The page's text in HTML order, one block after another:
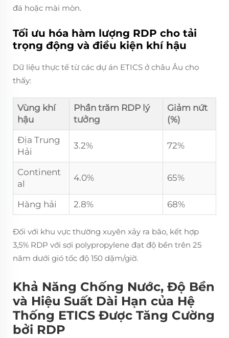
đá hoặc mài mòn.
Tối ưu hóa hàm lượng RDP cho tải
trọng động và điều kiện khí hậu
Dữ liệu thực tế từ các dự án ETICS ở châu Âu cho
thấy:
Vùng khí
hậu
Phần trăm RDP lý
tưởng
Giảm nứt
(%)
Địa Trung
Hải
3.2% 72%
Continent
al
4.0% 65%
Hàng hải 2.8% 68%
Đối với khu vực thường xuyên xảy ra bão, kết hợp
3,5% RDP với sợi polypropylene đạt độ bền trên 25
năm dưới gió tốc độ 150 dặm/giờ.
Khả Năng Chống Nước, Độ Bền
và Hiệu Suất Dài Hạn của Hệ
Thống ETICS Được Tăng Cường
bởi RDP